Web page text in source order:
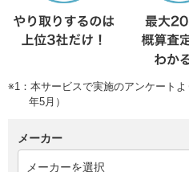
※1：本サービスで実施のアンケート
年5月）
メーカー